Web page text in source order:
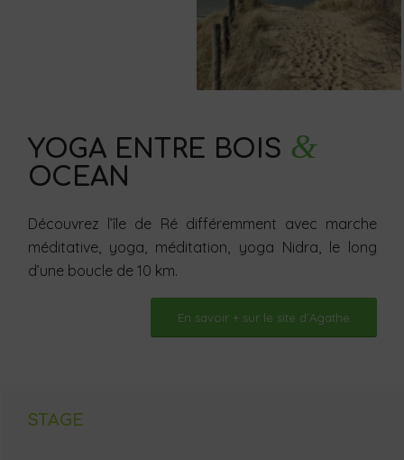
YOGA ENTRE BOIS &
OCEAN
Découvrez l’île de Ré différemment avec marche
méditative, yoga, méditation, yoga Nidra, le long
d’une boucle de 10 km.
En savoir + sur le site d’Agathe
STAGE